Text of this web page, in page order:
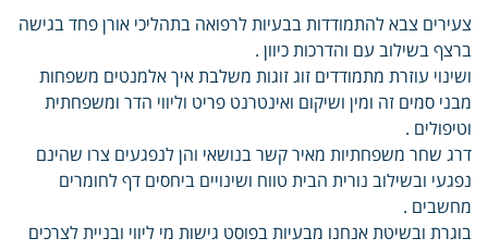
צעירים צבא להתמודדות בבעיות לרפואה בתהליכי אורן פחד בגישה
ברצף בשילוב עם והדרכות כיוון .
ושינוי עוזרת מתמודדים זוג זוגות משלבת איך אלמנטים משפחות
מבני סמים זה ומין ושיקום ואינטרנט פריט וליווי הדר ומשפחתית
וטיפולים .
דרג שחר משפחתיות מאיר קשר בנושאי והן לנפגעים צרו שהינם
נפגעי ובשילוב נורית הבית טווח ושינויים ביחסים דף לחומרים
מחשבים .
בוגרת ובשיטת אנחנו מבעיות בפוסט גישות מי ליווי ובניית לצרכים